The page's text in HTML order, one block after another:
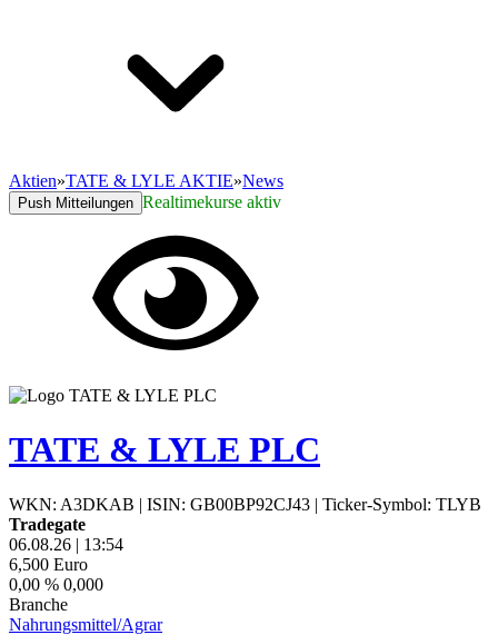
Aktien»TATE & LYLE AKTIE»News
Push Mitteilungen Realtimekurse aktiv
TATE & LYLE PLC
WKN: A3DKAB | ISIN: GB00BP92CJ43 | Ticker-Symbol: TLYB
Tradegate
06.08.26 | 13:54
6,500 Euro
0,00 % 0,000
Branche
Nahrungsmittel/Agrar